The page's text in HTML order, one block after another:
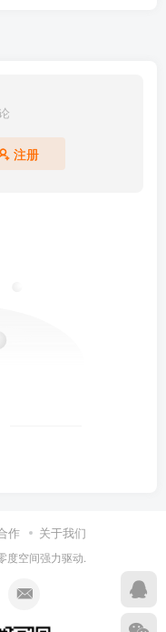
注册
作 关于我们
度空间强力驱动.